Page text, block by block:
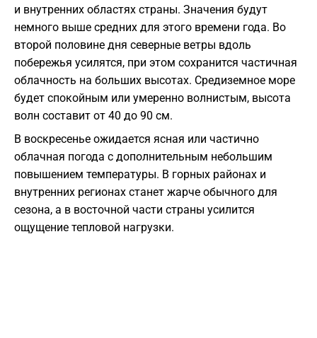
и внутренних областях страны. Значения будут
немного выше средних для этого времени года. Во
второй половине дня северные ветры вдоль
побережья усилятся, при этом сохранится частичная
облачность на больших высотах. Средиземное море
будет спокойным или умеренно волнистым, высота
волн составит от 40 до 90 см.
В воскресенье ожидается ясная или частично
облачная погода с дополнительным небольшим
повышением температуры. В горных районах и
внутренних регионах станет жарче обычного для
сезона, а в восточной части страны усилится
ощущение тепловой нагрузки.